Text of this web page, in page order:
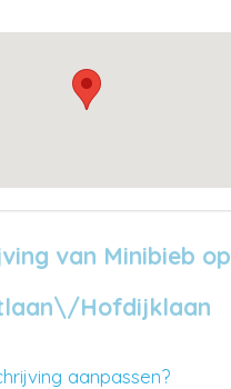
van Minibieb op
Hofdijklaan
aanpassen?